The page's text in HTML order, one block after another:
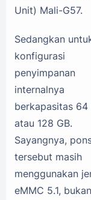
Unit) Mali-G57.
Sedangkan
konfigurasi
penyimpanan
internalnya
berkapasitas 64
atau 128 GB.
Sayangnya,
tersebut masih
menggunakan
eMMC 5.1,